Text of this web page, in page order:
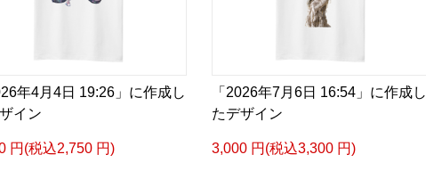
年4月4日 19:26」に作成し
イン
円(税込2,750 円)
「2026年7月6日 16:54」に作成し
たデザイン
3,000 円(税込3,300 円)